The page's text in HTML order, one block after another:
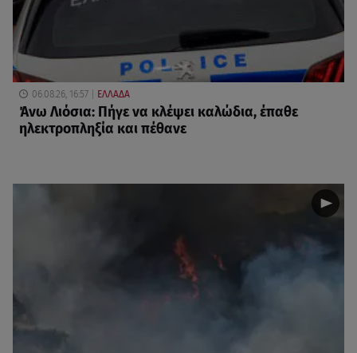
06.08.26, 16:57 ΕΛΛΑΔΑ
Άνω Λιόσια: Πήγε να κλέψει καλώδια, έπαθε
ηλεκτροπληξία και πέθανε